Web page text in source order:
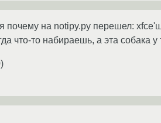
почему на notipy.py перешел:
что-то набираешь, а эта собака
)